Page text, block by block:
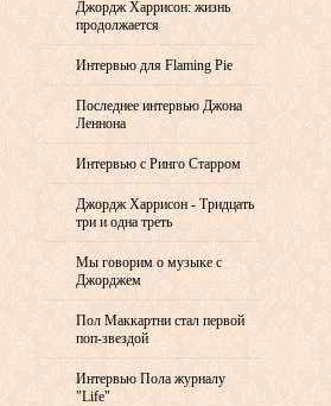
Джордж Харрисон: жизнь
продолжается
Интервью для Flaming Pie
Последнее интервью Джона
Леннона
Интервью с Ринго Старром
Джордж Харрисон - Тридцать
три и одна треть
Мы говорим о музыке с
Джорджем
Пол Маккартни стал первой
поп-звездой
Интервью Пола журналу
"Life"